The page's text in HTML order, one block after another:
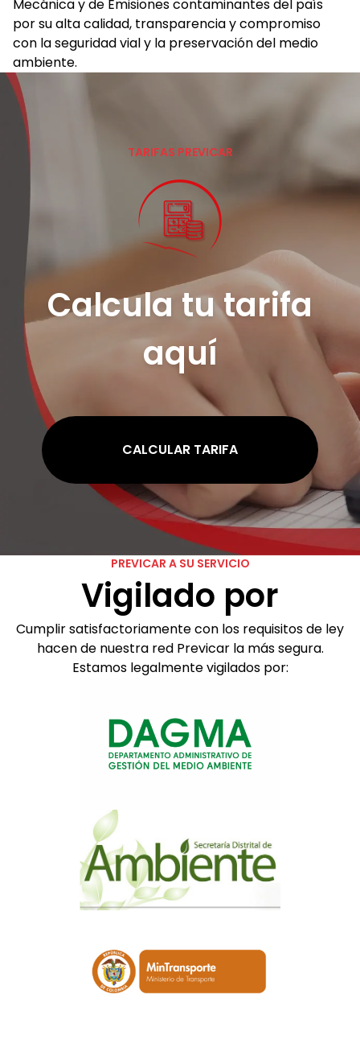
Mecánica y de Emisiones contaminantes del país
por su alta calidad, transparencia y compromiso
con la seguridad vial y la preservación del medio
ambiente.
TARIFAS PREVICAR
Calcula tu tarifa
aquí
CALCULAR TARIFA
PREVICAR A SU SERVICIO
Vigilado por
Cumplir satisfactoriamente con los requisitos de ley
hacen de nuestra red Previcar la más segura.
Estamos legalmente vigilados por: